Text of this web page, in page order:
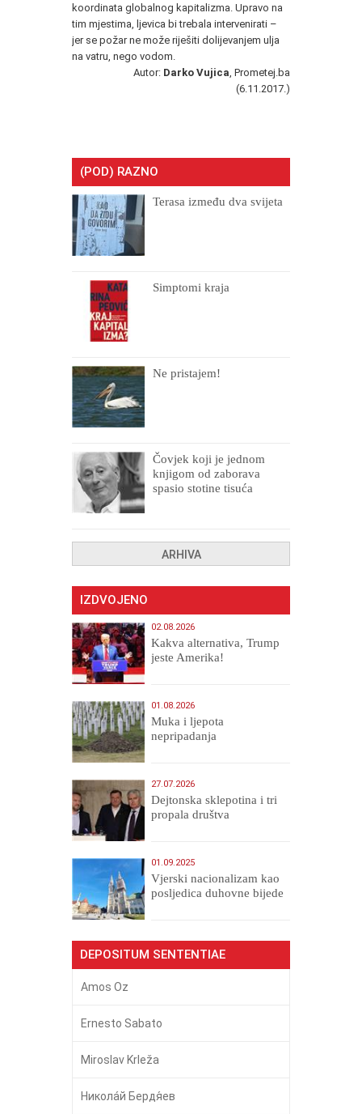
koordinata globalnog kapitalizma. Upravo na
tim mjestima, ljevica bi trebala intervenirati –
jer se požar ne može riješiti dolijevanjem ulja
na vatru, nego vodom.
Autor: Darko Vujica , Prometej.ba
(6.11.2017.)
(POD) RAZNO
Terasa između dva svijeta
Simptomi kraja
Ne pristajem!
Čovjek koji je jednom
knjigom od zaborava
spasio stotine tisuća
ARHIVA
IZDVOJENO
02.08.2026
Kakva alternativa, Trump
jeste Amerika!
01.08.2026
Muka i ljepota
nepripadanja
27.07.2026
Dejtonska sklepotina i tri
propala društva
01.09.2025
​Vjerski nacionalizam kao
posljedica duhovne bijede
DEPOSITUM SENTENTIAE
Amos Oz
Ernesto Sabato
Miroslav Krleža
Никола́й Бердя́ев